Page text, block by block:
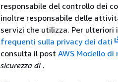
responsabile del controllo dei
inoltre responsabile delle
servizi che utilizza. Per
frequenti sulla privacy dei dati
consulta il post AWS Modello
sicurezza di .